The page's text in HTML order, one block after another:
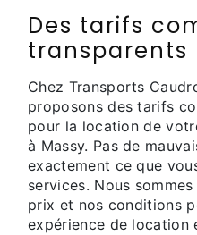
Des tarifs
transparents
Chez Transports
proposons des tarifs
pour la location de
à Massy. Pas de
exactement ce que
services. Nous
prix et nos conditions
expérience de location